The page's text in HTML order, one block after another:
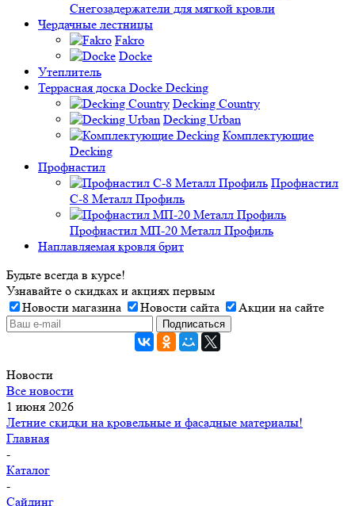
Снегозадержатели для мягкой кровли
Чердачные лестницы
Fakro
Docke
Утеплитель
Террасная доска Docke Decking
Decking Country
Decking Urban
Комплектующие
Decking
Профнастил
Профнастил
C-8 Металл Профиль
Профнастил МП-20 Металл Профиль
Наплавляемая кровля брит
Будьте всегда в курсе!
Узнавайте о скидках и акциях первым
Новости магазина
Новости сайта Акции на сайте
Новости
Все новости
1 июня 2026
Летние скидки на кровельные и фасадные материалы!
Главная
-
Каталог
-
Сайдинг